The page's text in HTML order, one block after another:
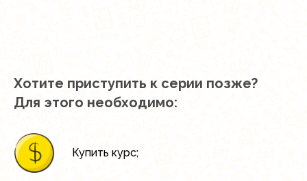
Хотите приступить к серии позже?
Для этого необходимо:
Купить курс;